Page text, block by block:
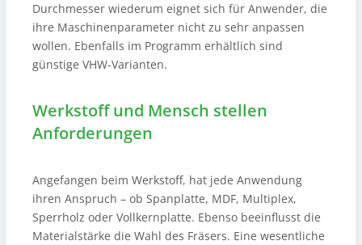
Durchmesser wiederum eignet sich für Anwender, die
ihre Maschinenparameter nicht zu sehr anpassen
wollen. Ebenfalls im Programm erhältlich sind
günstige VHW-Varianten.
Werkstoff und Mensch stellen
Anforderungen
Angefangen beim Werkstoff, hat jede Anwendung
ihren Anspruch – ob Spanplatte, MDF, Multiplex,
Sperrholz oder Vollkernplatte. Ebenso beeinflusst die
Materialstärke die Wahl des Fräsers. Eine wesentliche